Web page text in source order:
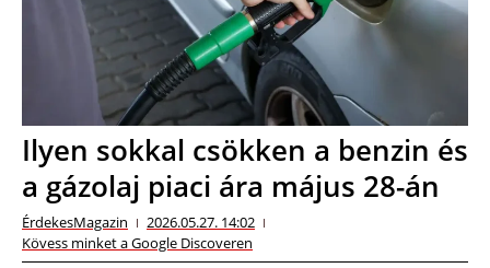
Ilyen sokkal csökken a benzin és
a gázolaj piaci ára május 28-án
ÉrdekesMagazin
2026.05.27. 14:02
Kövess minket a Google Discoveren